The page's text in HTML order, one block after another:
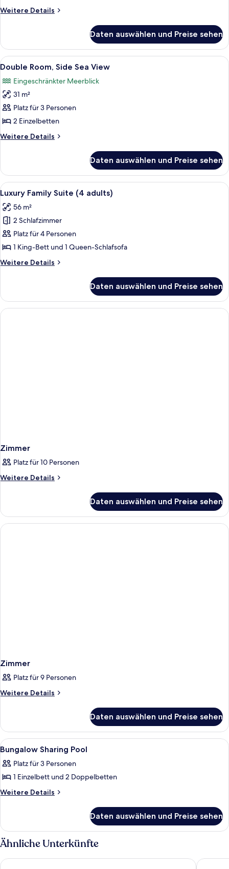
Weitere Details
Weitere
Bungalow
Suite
Daten auswählen und Preise sehen
Alle
Fotos
für
Double
Room,
Side
Sea
View
Ein Bett mit Kopfteil, zwei
5
Double Room, Side Sea View
Eingeschränkter Meerblick
31 m²
Platz für 3 Personen
2 Einzelbetten
Weitere Details
Weitere
Room,
Side
Sea
Daten auswählen und Preise sehen
Alle
Fotos
für
Luxury
Family
Suite
(4
adults)
Ein Hotelzimmer mit einem großen
10
Luxury Family Suite (4 adults)
56 m²
2 Schlafzimmer
Platz für 4 Personen
1 King-Bett und 1 Queen-Schlafsofa
Weitere Details
Weitere
Family
Suite
(4
Daten auswählen und Preise sehen
Zimmer
Platz für 10 Personen
Weitere Details
Weitere
Daten auswählen und Preise sehen
Zimmer
Platz für 9 Personen
Weitere Details
Weitere
Daten auswählen und Preise sehen
Alle
Fotos
für
Bungalow
Sharing
Ein Hotelzimmer mit einem großen
6
Bungalow Sharing Pool
Platz für 3 Personen
1 Einzelbett und 2 Doppelbetten
Weitere Details
Weitere
Sharing
Pool
Daten auswählen und Preise sehen
Ähnliche Unterkünfte
Grecotel Casa Paradiso